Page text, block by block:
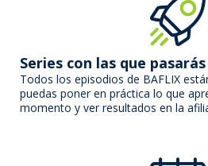
Series con las que
Todos los episodios de BAFLIX
puedas poner en práctica lo que
momento y ver resultados en la